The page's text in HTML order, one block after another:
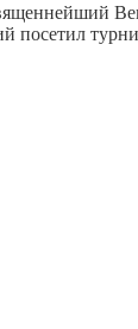
посетил